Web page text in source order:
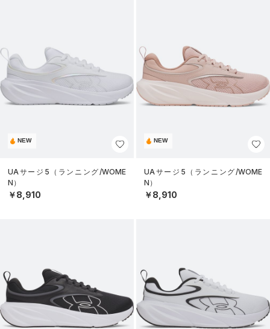
NEW
UAサージ5（ランニング/WOME
N）
￥8,910
NEW
UAサージ5（ランニング/WOME
N）
￥8,910